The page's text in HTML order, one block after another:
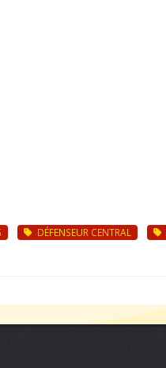
DÉFENSEUR CENTRAL